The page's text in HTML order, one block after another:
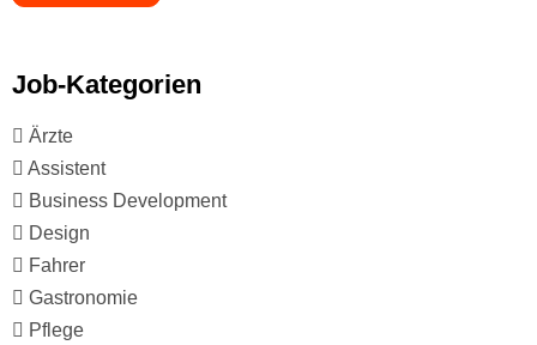
Job-Kategorien
Ärzte
Assistent
Business Development
Design
Fahrer
Gastronomie
Pflege